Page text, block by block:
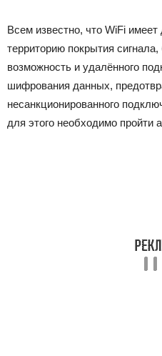
Всем известно, что WiFi
территорию покрытия
возможность и удалённого
шифрования данных,
несанкционированного
для этого необходимо пройти